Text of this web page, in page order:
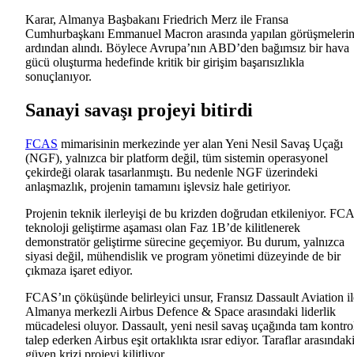
Karar, Almanya Başbakanı Friedrich Merz ile Fransa
Cumhurbaşkanı Emmanuel Macron arasında yapılan görüşmelerin
ardından alındı. Böylece Avrupa’nın ABD’den bağımsız bir hava
gücü oluşturma hedefinde kritik bir girişim başarısızlıkla
sonuçlanıyor.
Sanayi savaşı projeyi bitirdi
FCAS mimarisinin merkezinde yer alan Yeni Nesil Savaş Uçağı
(NGF), yalnızca bir platform değil, tüm sistemin operasyonel
çekirdeği olarak tasarlanmıştı. Bu nedenle NGF üzerindeki
anlaşmazlık, projenin tamamını işlevsiz hale getiriyor.
Projenin teknik ilerleyişi de bu krizden doğrudan etkileniyor.
teknoloji geliştirme aşaması olan Faz 1B’de kilitlenerek
demonstratör geliştirme sürecine geçemiyor. Bu durum, yalnızca
siyasi değil, mühendislik ve program yönetimi düzeyinde de bir
çıkmaza işaret ediyor.
FCAS’ın çöküşünde belirleyici unsur, Fransız Dassault Aviation
Almanya merkezli Airbus Defence & Space arasındaki liderlik
mücadelesi oluyor. Dassault, yeni nesil savaş uçağında tam
talep ederken Airbus eşit ortaklıkta ısrar ediyor. Taraflar arasındaki
güven krizi projeyi kilitliyor.